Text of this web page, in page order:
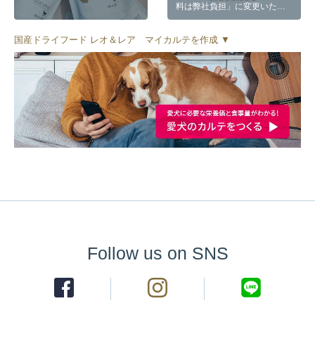
料は弊社負担」に変更いたし
ます。
国産ドライフード レオ＆レア マイカルテを作成 ▼
Follow us on SNS